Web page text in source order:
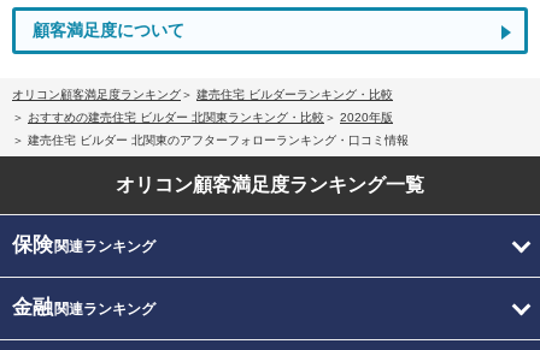
顧客満足度について
オリコン顧客満足度ランキング
建売住宅 ビルダーランキング・比較
おすすめの建売住宅 ビルダー 北関東ランキング・比較
2020年版
建売住宅 ビルダー 北関東のアフターフォローランキング・口コミ情報
オリコン顧客満足度ランキング一覧
保険関連ランキング
金融関連ランキング